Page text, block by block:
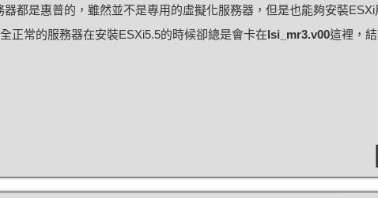
都是惠普的，雖然並不是專用的虛擬化服務器，但是也能夠安裝
正常的服務器在安裝ESXi5.5的時候卻總是會卡在lsi_mr3.v00這裡，